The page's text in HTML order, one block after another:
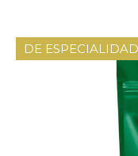
DE ESPECIALIDAD